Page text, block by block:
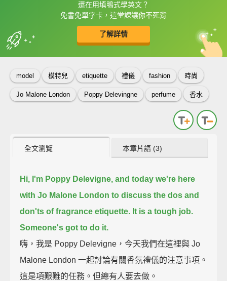
還在用填鴨式學英文？
免書免單字卡，這堂課讓你不死背
了解詳情
框選或點兩下字幕可以直接查字典喔！
收錄佳句 中
英
model 模特兒 etiquette 禮儀 fashion 時尚
Jo Malone London Poppy Delevingne perfume 香水
全文瀏覽 本章片語 (3)
Hi, I'm Poppy Delevigne, and today we're here
with Jo Malone London to discuss the dos and
don'ts of fragrance etiquette. It is a tough job.
Someone's got to do it.
嗨，我是 Poppy Delevigne，今天我們在這裡與 Jo
Malone London 一起討論有關香氛禮儀的注意事項。
這是項艱難的任務。但總有人要去做。